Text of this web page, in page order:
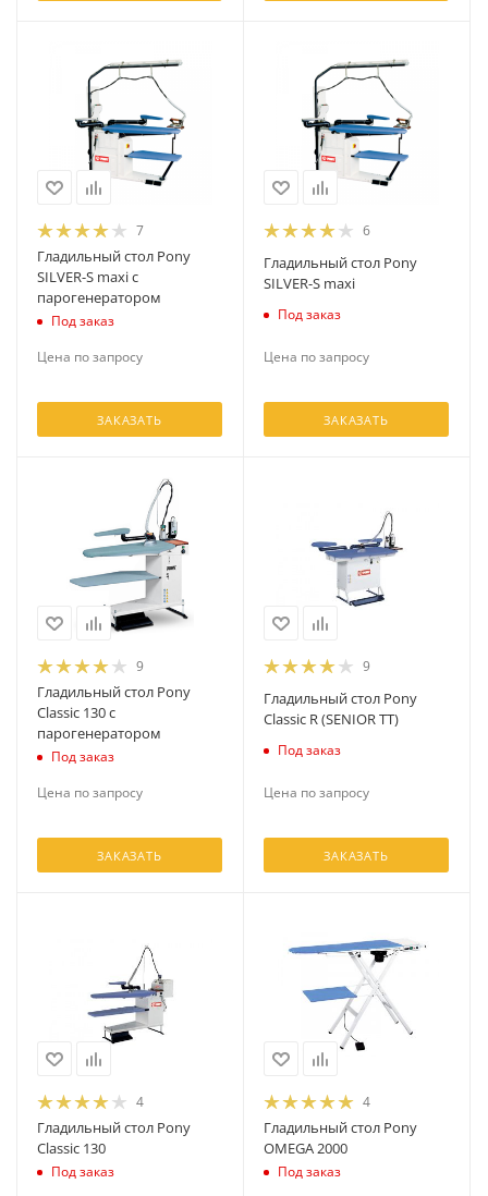
7
Гладильный стол Pony
SILVER-S maxi с
парогенератором
Под заказ
Цена по запросу
ЗАКАЗАТЬ
6
Гладильный стол Pony
SILVER-S maxi
Под заказ
Цена по запросу
ЗАКАЗАТЬ
9
Гладильный стол Pony
Classic 130 с
парогенератором
Под заказ
Цена по запросу
ЗАКАЗАТЬ
9
Гладильный стол Pony
Classic R (SENIOR TT)
Под заказ
Цена по запросу
ЗАКАЗАТЬ
4
Гладильный стол Pony
Classic 130
Под заказ
4
Гладильный стол Pony
OMEGA 2000
Под заказ